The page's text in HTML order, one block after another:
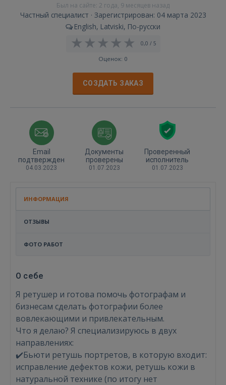
Был на сайте: 2 года, 9 месяцев назад
Частный специалист · Зарегистрирован: 04 марта 2023
English, Latviski, По-русски
0,0 / 5
Оценок: 0
СОЗДАТЬ ЗАКАЗ
Email
подтвержден
04.03.2023
Документы
проверены
01.07.2023
Проверенный
исполнитель
01.07.2023
ИНФОРМАЦИЯ
ОТЗЫВЫ
ФОТО РАБОТ
О себе
Я ретушер и готова помочь фотографам и
бизнесам сделать фотографии более
вовлекающими и привлекательным.
Что я делаю? Я специализируюсь в двух
направлениях:
✔️Бьюти ретушь портретов, в которую входит:
исправление дефектов кожи, ретушь кожи в
натуральной технике (по итогу нет